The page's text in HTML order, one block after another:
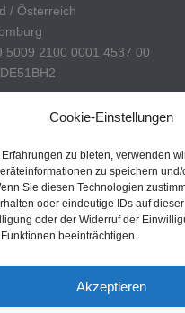
Cookie-Einstellungen
zu bieten, verwenden
zu speichern
Sie diesen Technologien
oder eindeutige IDs auf
oder der Widerruf der
beeinträchtigen.
Akzeptieren
/ Österreich
5009 2100 0001 4537 00
7
0900 0000 6074 2493 7
CBN Deutschland © 2024
Kontakt